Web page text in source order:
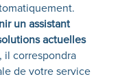
un assistant
actuelles
il correspondra
de votre service